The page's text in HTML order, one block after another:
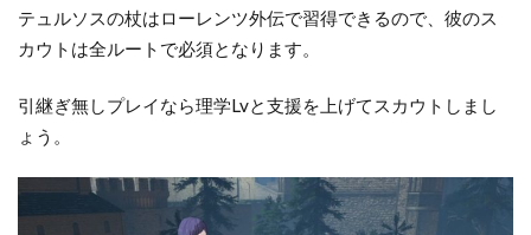
テュルソスの杖はローレンツ外伝で習得できるので、彼のス
カウトは全ルートで必須となります。
引継ぎ無しプレイなら理学Lvと支援を上げてスカウトしまし
ょう。